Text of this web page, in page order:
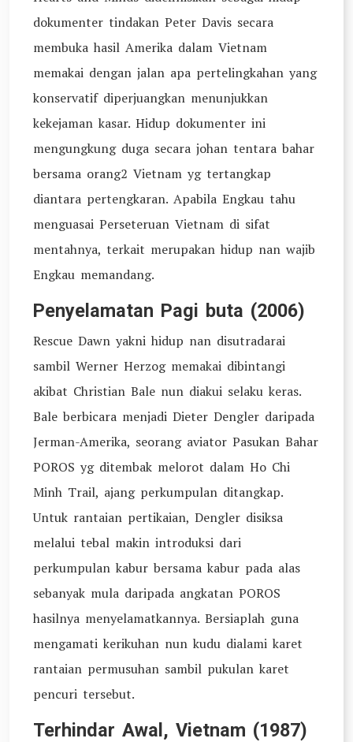
dokumenter tindakan Peter Davis secara
membuka hasil Amerika dalam Vietnam
memakai dengan jalan apa pertelingkahan yang
konservatif diperjuangkan menunjukkan
kekejaman kasar. Hidup dokumenter ini
mengungkung duga secara johan tentara bahar
bersama orang2 Vietnam yg tertangkap
diantara pertengkaran. Apabila Engkau tahu
menguasai Perseteruan Vietnam di sifat
mentahnya, terkait merupakan hidup nan wajib
Engkau memandang.
Penyelamatan Pagi buta (2006)
Rescue Dawn yakni hidup nan disutradarai
sambil Werner Herzog memakai dibintangi
akibat Christian Bale nun diakui selaku keras.
Bale berbicara menjadi Dieter Dengler daripada
Jerman-Amerika, seorang aviator Pasukan Bahar
POROS yg ditembak melorot dalam Ho Chi
Minh Trail, ajang perkumpulan ditangkap.
Untuk rantaian pertikaian, Dengler disiksa
melalui tebal makin introduksi dari
perkumpulan kabur bersama kabur pada alas
sebanyak mula daripada angkatan POROS
hasilnya menyelamatkannya. Bersiaplah guna
mengamati kerikuhan nun kudu dialami karet
rantaian permusuhan sambil pukulan karet
pencuri tersebut.
Terhindar Awal, Vietnam (1987)